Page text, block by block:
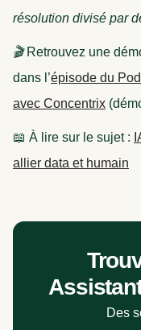
résolution divisé par
🎬Retrouvez une
dans l’épisode du
avec Concentrix
📖 À lire sur le sujet :
allier data et humain
Des